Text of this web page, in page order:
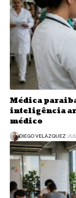
Médica
inteligência
médico
DIEGO VELÁZQUEZ